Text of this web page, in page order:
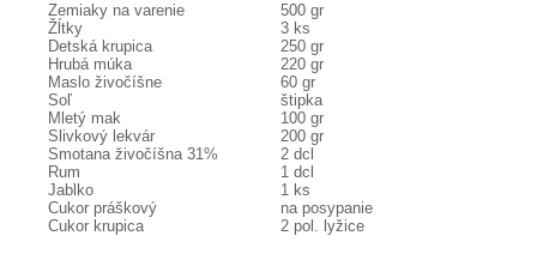
Zemiaky na varenie
500 gr
Žĺtky
3 ks
Detská krupica
250 gr
Hrubá múka
220 gr
Maslo živočíšne
60 gr
Soľ
štipka
Mletý mak
100 gr
Slivkový lekvár
200 gr
Smotana živočíšna 31%
2 dcl
Rum
1 dcl
Jablko
1 ks
Cukor práškový
na posypanie
Cukor krupica
2 pol. lyžice